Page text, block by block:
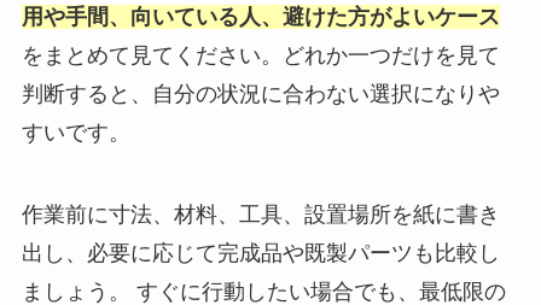
用や手間、向いている人、避けた方がよいケース
をまとめて見てください。どれか一つだけを見て
判断すると、自分の状況に合わない選択になりや
すいです。
作業前に寸法、材料、工具、設置場所を紙に書き
出し、必要に応じて完成品や既製パーツも比較し
ましょう。 すぐに行動したい場合でも、最低限の